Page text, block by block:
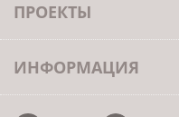
ПРОЕКТЫ
ИНФОРМАЦИЯ